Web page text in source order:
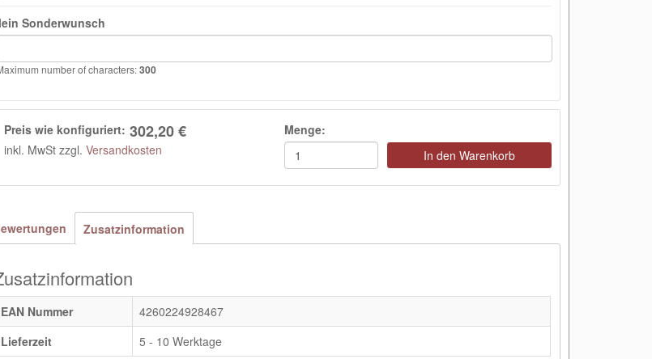
Sonderwunsch
number of characters:300
Preis wie konfiguriert: 302,20 €
inkl. MwSt zzgl.Versandkosten
Menge:
In den Warenkorb
Zusatzinformation
EAN Nummer
4260224928467
Lieferzeit
5 - 10 Werktage